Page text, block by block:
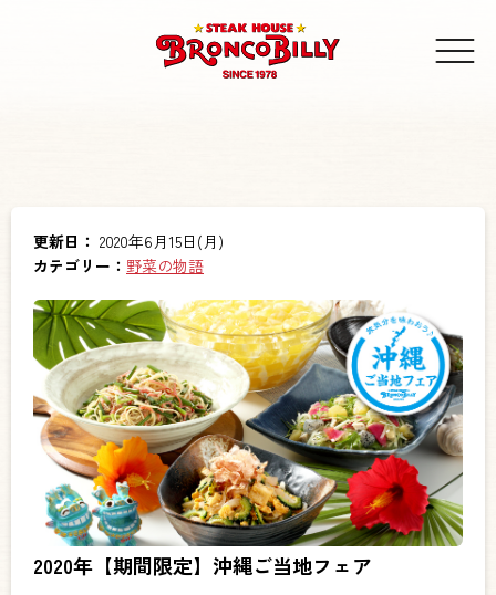
更新日： 2020年6月15日(月)
カテゴリー： 野菜の物語
2020年【期間限定】沖縄ご当地フェア